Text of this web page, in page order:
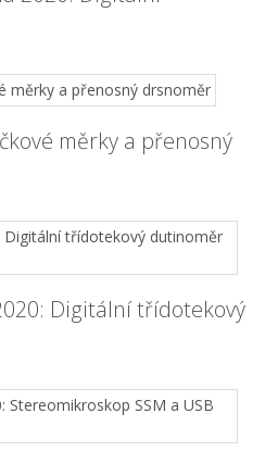
měrky a přenosný
Digitální třídotekový